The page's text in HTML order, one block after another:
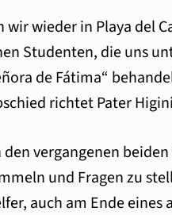
wieder in Playa del
Studenten, die uns
de Fátima“
richtet Pater
vergangenen
und Fragen zu
auch am Ende